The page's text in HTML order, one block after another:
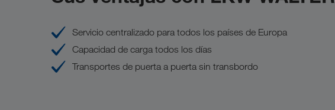
Servicio centralizado para todos los países de Europa
Capacidad de carga todos los días
Transportes de puerta a puerta sin transbordo